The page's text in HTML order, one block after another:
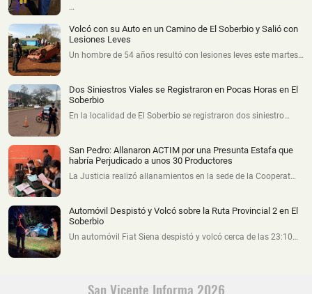
…
Volcó con su Auto en un Camino de El Soberbio y Salió con
Lesiones Leves
Un hombre de 54 años resultó con lesiones leves este martes…
Dos Siniestros Viales se Registraron en Pocas Horas en El
Soberbio
En la localidad de El Soberbio se registraron dos siniestro…
San Pedro: Allanaron ACTIM por una Presunta Estafa que
habría Perjudicado a unos 30 Productores
La Justicia realizó allanamientos en la sede de la Cooperat…
Automóvil Despistó y Volcó sobre la Ruta Provincial 2 en El
Soberbio
Un automóvil Fiat Siena despistó y volcó cerca de las 23:10…
San Vicente Informa 2026